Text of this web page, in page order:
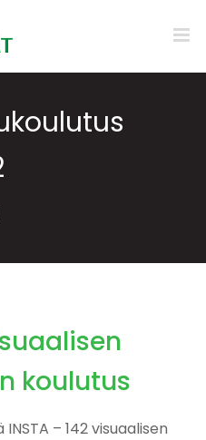
koulutus
– 142 visuaalisen